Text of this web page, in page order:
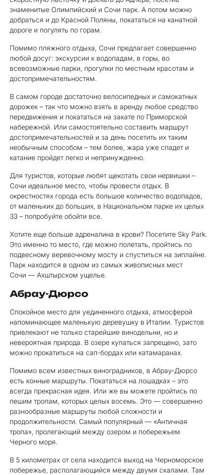
знаменитые Олимпийский и Сочи парк. А потом можно
добраться и до Красной Поляны, покататься на канатной
дороге и погулять по горам.
Помимо пляжного отдыха, Сочи предлагает совершенно
любой досуг: экскурсии к водопадам, в горы, во
всевозможные парки, прогулки по местным красотам и
достопримечательностям.
В самом городе достаточно велосипедных и самокатных
дорожек – так что можно взять в аренду любое средство
передвижения и покататься на закате по Приморской
набережной. Или самостоятельно составить маршрут
достопримечательностей и за день посетить их таким
необычным способом – тем более, жара уже спадет и
катание пройдет легко и непринужденно.
Для туристов, которые любят щекотать свои нервишки –
Сочи идеальное место, чтобы провести отдых. В
окрестностях города есть большое количество водопадов,
от маленьких до больших, в Национальном парке их целых
33 – попробуйте обойти все.
Хотите еще больше адреналина в крови? Посетите Sky Park.
Это именно то место, где можно полетать, пройтись по
подвесному веревочному мосту и спуститься на зиплайне.
Парк находится в одном из самых живописных мест
Сочи — Ахштырском ущелье.
Абрау-Дюрсо
Спокойное место для уединенного отдыха, атмосферой
напоминающее маленькую деревушку в Италии. Туристов
привлекают не только старейшие винодельни, но и
невероятная природа. В озере купаться запрещено, зато
можно прокатиться на сап-бордах или катамаранах.
Помимо всем известных виноградников, в Абрау-Дюрсо
есть конные маршруты. Покататься на лошадках – это
всегда прекрасная идея. Или же вы можете пройтись по
пешим тропам, которых целых восемь. Это — совершенно
разнообразные маршруты любой сложности и
продолжительности. Самый популярный — «Античная
тропа», пролегающий между озером и побережьем
Черного моря.
В 5 километрах от села находится выход на Черноморское
побережье, располагающийся между двумя скалами. Там